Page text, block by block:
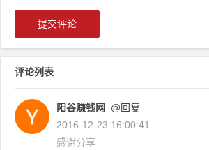
评论列表
阳谷赚钱网
@回复
2016-12-23 16:00:41
感谢分享